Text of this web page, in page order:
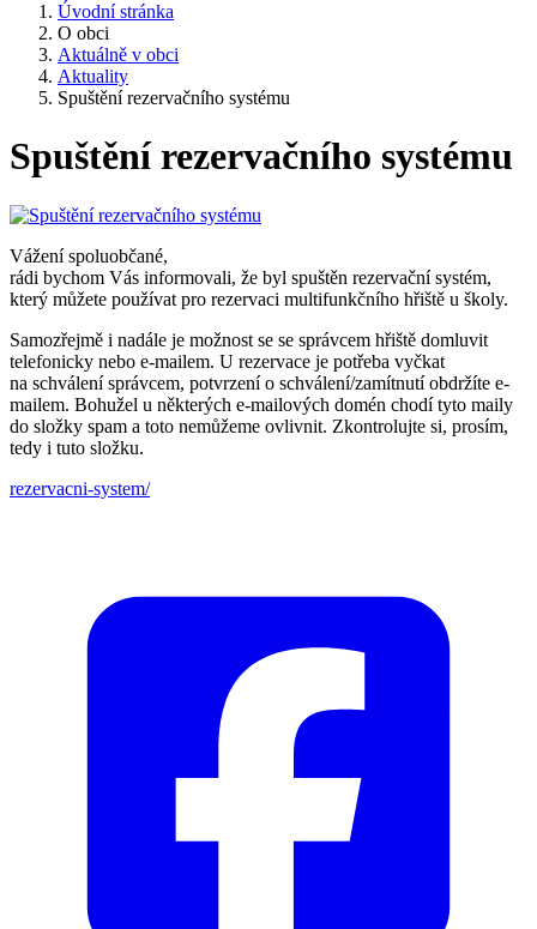
Úvodní stránka
O obci
Aktuálně v obci
Aktuality
Spuštění rezervačního systému
Spuštění rezervačního systému
Vážení spoluobčané,
rádi bychom Vás informovali, že byl spuštěn rezervační systém,
který můžete používat pro rezervaci multifunkčního hřiště u školy.
Samozřejmě i nadále je možnost se se správcem hřiště domluvit
telefonicky nebo e-mailem. U rezervace je potřeba vyčkat
na schválení správcem, potvrzení o schválení/zamítnutí obdržíte e-
mailem. Bohužel u některých e-mailových domén chodí tyto maily
do složky spam a toto nemůžeme ovlivnit. Zkontrolujte si, prosím,
tedy i tuto složku.
rezervacni-system/